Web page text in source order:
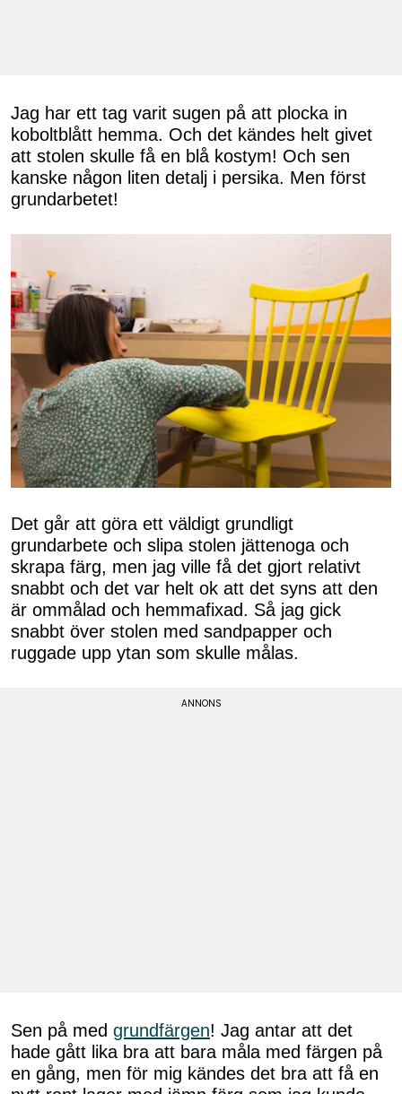
Jag har ett tag varit sugen på att plocka in
koboltblått hemma. Och det kändes helt givet
att stolen skulle få en blå kostym! Och sen
kanske någon liten detalj i persika. Men först
grundarbetet!
Det går att göra ett väldigt grundligt
grundarbete och slipa stolen jättenoga och
skrapa färg, men jag ville få det gjort relativt
snabbt och det var helt ok att det syns att den
är ommålad och hemmafixad. Så jag gick
snabbt över stolen med sandpapper och
ruggade upp ytan som skulle målas.
Sen på med grundfärgen! Jag antar att det
hade gått lika bra att bara måla med färgen på
en gång, men för mig kändes det bra att få en